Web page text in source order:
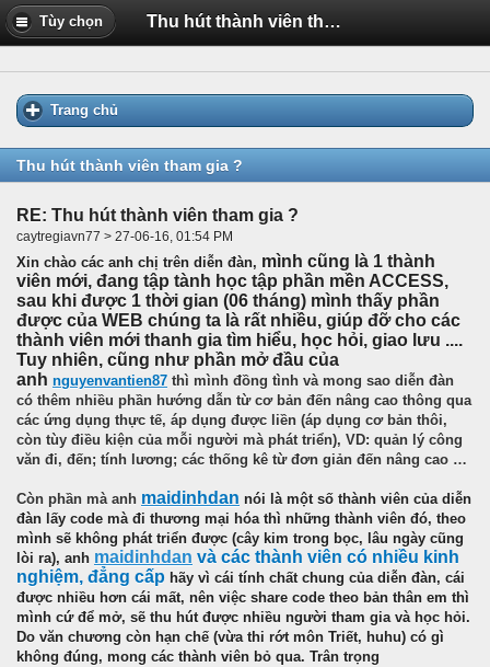
Tùy chọn Thu hút thành viên tham gia ?
Trang chủ
Thu hút thành viên tham gia ?
RE: Thu hút thành viên tham gia ?
caytregiavn77 > 27-06-16, 01:54 PM
Xin chào các anh chị trên diễn đàn, mình cũng là 1 thành
viên mới, đang tập tành học tập phần mền ACCESS,
sau khi được 1 thời gian (06 tháng) mình thấy phần
được của WEB chúng ta là rất nhiều, giúp đỡ cho các
thành viên mới thanh gia tìm hiểu, học hỏi, giao lưu ....
Tuy nhiên, cũng như phần mở đầu của
anh nguyenvantien87 thì mình đồng tình và mong sao diễn đàn
có thêm nhiều phần hướng dẫn từ cơ bản đến nâng cao thông qua
các ứng dụng thực tế, áp dụng được liền (áp dụng cơ bản thôi,
còn tùy điều kiện của mỗi người mà phát triển), VD: quản lý công
văn đi, đến; tính lương; các thống kê từ đơn giản đến nâng cao …
Còn phần mà anh maidinhdan nói là một số thành viên của diễn
đàn lấy code mà đi thương mại hóa thì những thành viên đó, theo
mình sẽ không phát triển được (cây kim trong bọc, lâu ngày cũng
lòi ra), anh maidinhdan và các thành viên có nhiều kinh
nghiệm, đẳng cấp hãy vì cái tính chất chung của diễn đàn, cái
được nhiều hơn cái mất, nên việc share code theo bản thân em thì
mình cứ để mở, sẽ thu hút được nhiều người tham gia và học hỏi.
Do văn chương còn hạn chế (vừa thi rớt môn Triết, huhu) có gì
không đúng, mong các thành viên bỏ qua. Trân trọng